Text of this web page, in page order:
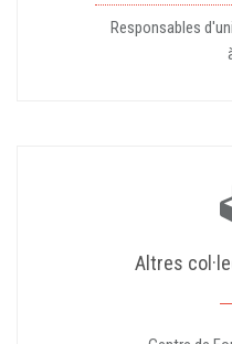
Responsables
Altres